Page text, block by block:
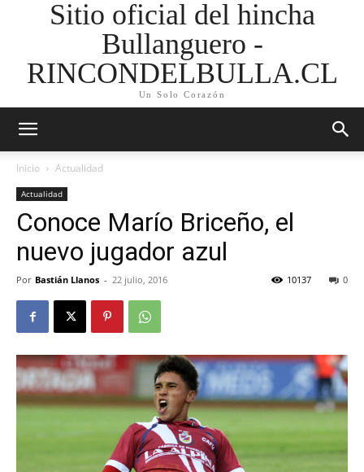
Sitio oficial del hincha
Bullanguero -
RINCONDELBULLA.CL
Un Solo Corazón
Inicio Actualidad
Actualidad
Conoce Marío Briceño, el
nuevo jugador azul
Por Bastián Llanos - 22 julio, 2016 0
10137